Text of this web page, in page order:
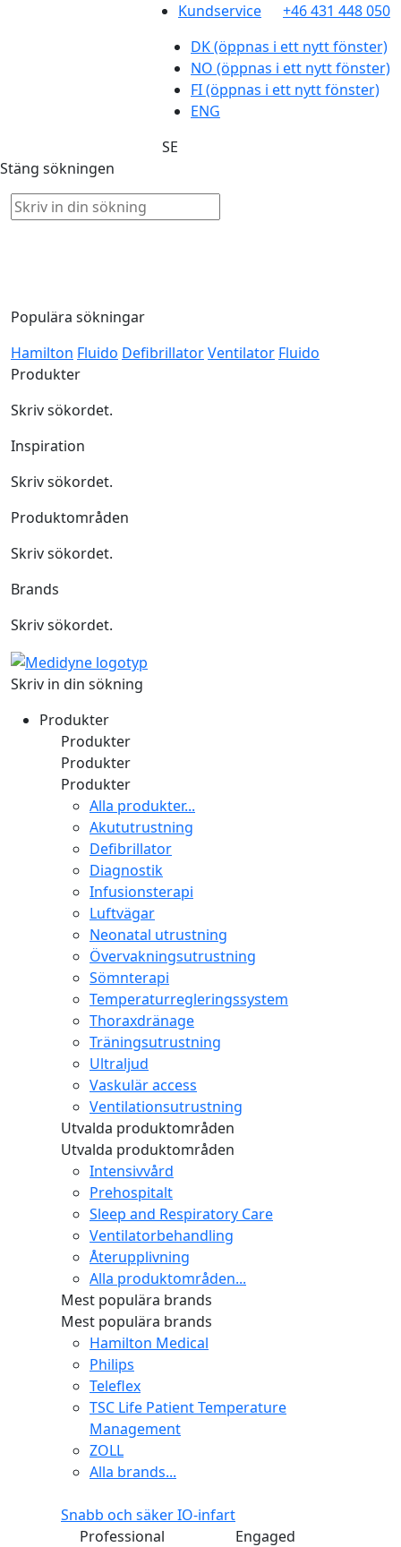
Kundservice
+46 431 448 050
DK(öppnas i ett nytt fönster)
NO (öppnas i ett nytt fönster)
FI(öppnas i ett nytt fönster)
ENG
SE
Stäng sökningen
Populära sökningar
Hamilton Fluido DefibrillatorVentilator Fluido
Produkter
Skriv sökordet.
Inspiration
Skriv sökordet.
Produktområden
Skriv sökordet.
Brands
Skriv sökordet.
Skriv in din sökning
Produkter
Produkter
Produkter
Produkter
Alla produkter...
Akututrustning
Defibrillator
Diagnostik
Infusionsterapi
Luftvägar
Neonatal utrustning
Övervakningsutrustning
Sömnterapi
Temperaturregleringssystem
Thoraxdränage
Träningsutrustning
Ultraljud
Vaskulär access
Ventilationsutrustning
Utvalda produktområden
Utvalda produktområden
Intensivvård
Prehospitalt
Sleep and Respiratory Care
Ventilatorbehandling
Återupplivning
Alla produktområden...
Mest populära brands
Mest populära brands
Hamilton Medical
Philips
Teleflex
TSC Life Patient Temperature
Management
ZOLL
Alla brands...
Snabb och säker IO-infart
Professional
Engaged